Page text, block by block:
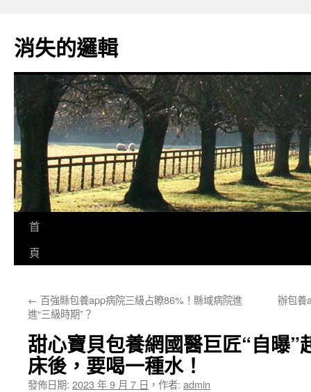
主
要
消失的邏輯
首
頁
← 百強縣包養app病院三級占瞭86%！縣域病院進
進“三級時期”？
辦包養
甜心寶貝包養網國醫巨匠“自曝”
床後，要喝一種水！
發佈日期: 2023 年 9 月 7 日 ， 作者: admin